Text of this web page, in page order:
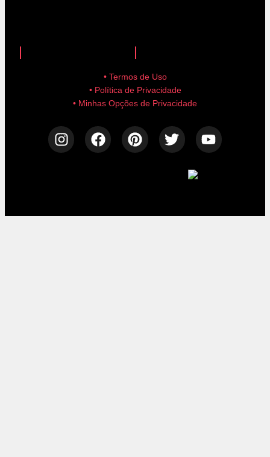
• Termos de Uso
• Política de Privacidade
• Minhas Opções de Privacidade